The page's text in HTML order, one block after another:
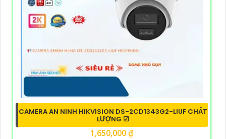
CAMERA AN NINH HIKVISION DS-2CD1343G2-LIUF CHẤT
LƯỢNG ☑
1,650,000 ₫